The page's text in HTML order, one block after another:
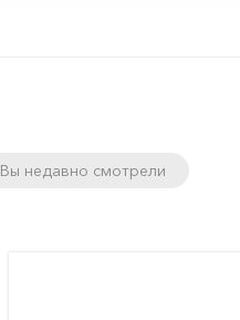
Вы недавно смотрели